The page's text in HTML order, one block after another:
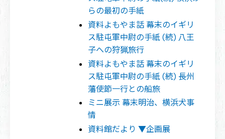
らの最初の手紙
資料よもやま話 幕末のイギリ
ス駐屯軍中尉の手紙 (続) 八王
子への狩猟旅行
資料よもやま話 幕末のイギリ
ス駐屯軍中尉の手紙 (続) 長州
藩使節一行との船旅
ミニ展示 幕末明治、横浜犬事
情
資料館だより ▼企画展